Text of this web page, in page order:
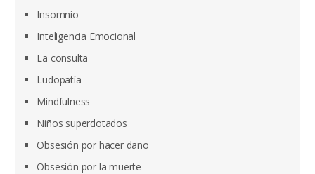
Insomnio
Inteligencia Emocional
La consulta
Ludopatía
Mindfulness
Niños superdotados
Obsesión por hacer daño
Obsesión por la muerte